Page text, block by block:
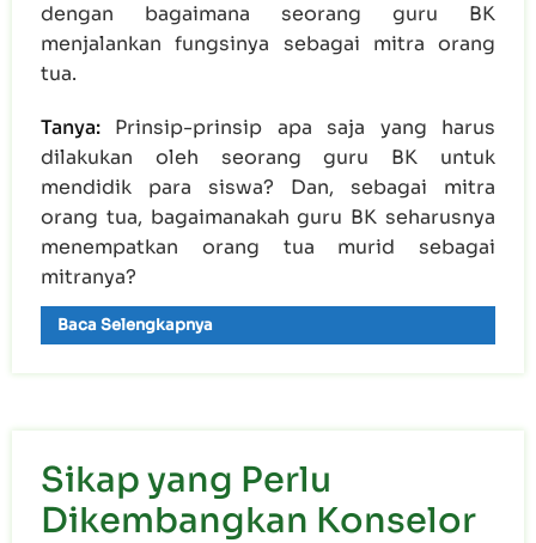
dengan bagaimana seorang guru BK
menjalankan fungsinya sebagai mitra orang
tua.
Tanya: Prinsip-prinsip apa saja yang harus
dilakukan oleh seorang guru BK untuk
mendidik para siswa? Dan, sebagai mitra
orang tua, bagaimanakah guru BK seharusnya
menempatkan orang tua murid sebagai
mitranya?
Baca Selengkapnya
Sikap yang Perlu
Dikembangkan Konselor